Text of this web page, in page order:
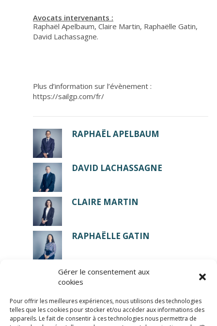
Gérer le consentement aux
cookies
Pour offrir les meilleures expériences, nous utilisons des technologies
telles que les cookies pour stocker et/ou accéder aux informations des
appareils. Le fait de consentir à ces technologies nous permettra de
Avocats intervenants :
Raphaël Apelbaum, Claire Martin, Raphaëlle Gatin,
David Lachassagne.
Plus d’information sur l’évènement :
https://sailgp.com/fr/
RAPHAËL APELBAUM
DAVID LACHASSAGNE
CLAIRE MARTIN
RAPHAËLLE GATIN